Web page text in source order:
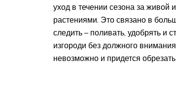
уход в течении сезона за
растениями. Это связано в
следить – поливать, удобрять и
изгороди без должного
невозможно и придется обрезать